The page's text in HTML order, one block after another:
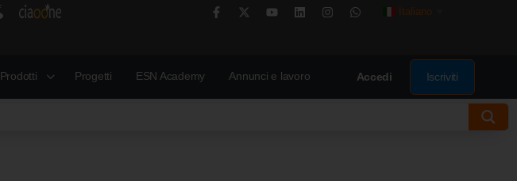
Italiano
Prodotti Progetti ESN Academy Annunci e lavoro Accedi Iscriviti